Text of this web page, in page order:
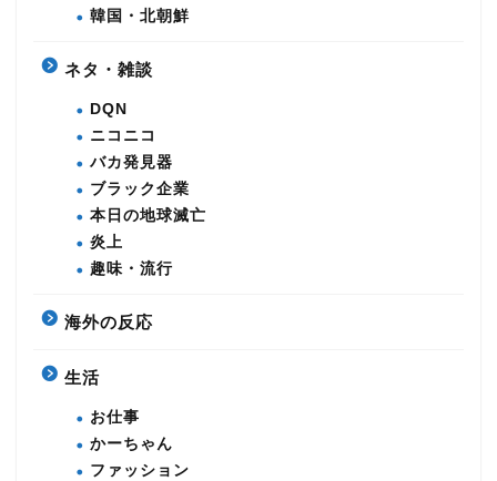
韓国・北朝鮮
ネタ・雑談
DQN
ニコニコ
バカ発見器
ブラック企業
本日の地球滅亡
炎上
趣味・流行
海外の反応
生活
お仕事
かーちゃん
ファッション